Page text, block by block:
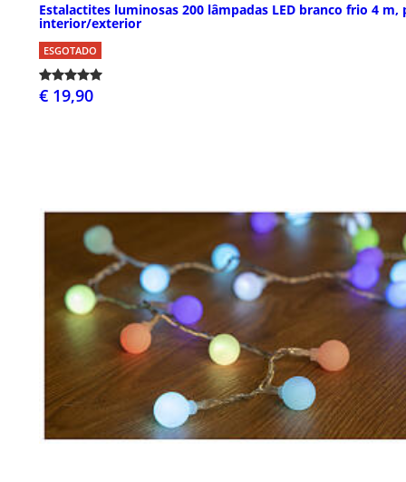
Estalactites luminosas 200 lâmpadas LED branco frio 4 m,
interior/exterior
ESGOTADO
€ 19,90